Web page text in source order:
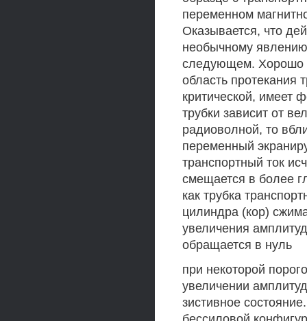
переменном
Оказывается, что
необычному явлению
следующем. Хорошо
область протекания
критической, имеет
трубки зависит от
радиоволной, то
переменный
транспортный ток
смещается в более
как трубка
цилиндра (кор)
увеличения
обращается в нуль
при некоторой
увеличении
зистивное